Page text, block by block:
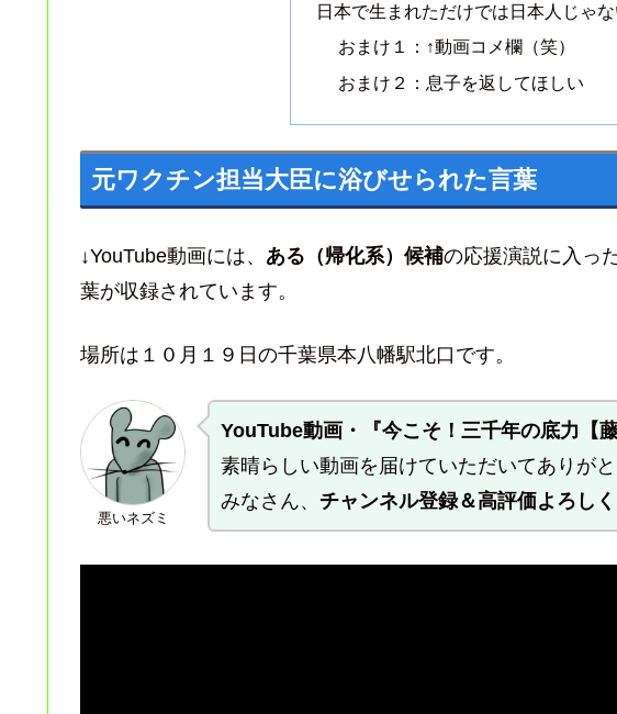
日本で生まれただけでは日本人じゃ
おまけ１：↑動画コメ欄（笑）
おまけ２：息子を返してほしい
元ワクチン担当大臣に浴びせられた言葉
↓YouTube動画には、 ある（帰化系）候補の応援演説に入っ
葉が収録されています。
場所は１０月１９日の千葉県本八幡駅北口です。
悪いネズミ
YouTube動画・『今こそ！三千年の底力【
素晴らしい動画を届けていただいてありがと
みなさん、 チャンネル登録＆高評価よろしく